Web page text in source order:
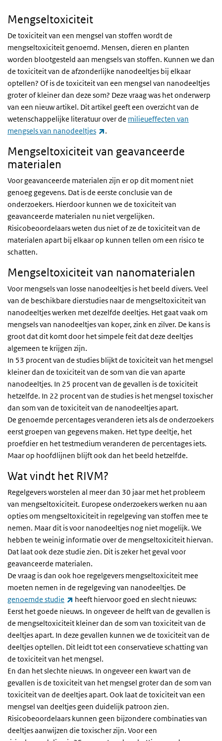
Mengseltoxiciteit
De toxiciteit van een mengsel van stoffen wordt de
mengseltoxiciteit genoemd. Mensen, dieren en planten
worden blootgesteld aan mengsels van stoffen. Kunnen we dan
de toxiciteit van de afzonderlijke nanodeeltjes bij elkaar
optellen? Of is de toxiciteit van een mengsel van nanodeeltjes
groter of kleiner dan deze som? Deze vraag was het onderwerp
van een nieuw artikel. Dit artikel geeft een overzicht van de
wetenschappelijke literatuur over de milieueffecten van
mengsels van nanodeeltjes
(externe link)
.
Mengseltoxiciteit van geavanceerde
materialen
Voor geavanceerde materialen zijn er op dit moment niet
genoeg gegevens. Dat is de eerste conclusie van de
onderzoekers. Hierdoor kunnen we de toxiciteit van
geavanceerde materialen nu niet vergelijken.
Risicobeoordelaars weten dus niet of ze de toxiciteit van de
materialen apart bij elkaar op kunnen tellen om een risico te
schatten.
Mengseltoxiciteit van nanomaterialen
Voor mengsels van losse nanodeeltjes is het beeld divers. Veel
van de beschikbare dierstudies naar de mengseltoxiciteit van
nanodeeltjes werken met dezelfde deeltjes. Het gaat vaak om
mengsels van nanodeeltjes van koper, zink en zilver. De kans is
groot dat dit komt door het simpele feit dat deze deeltjes
algemeen te krijgen zijn.
In 53 procent van de studies blijkt de toxiciteit van het mengsel
kleiner dan de toxiciteit van de som van die van aparte
nanodeeltjes. In 25 procent van de gevallen is de toxiciteit
hetzelfde. In 22 procent van de studies is het mengsel toxischer
dan som van de toxiciteit van de nanodeeltjes apart.
De genoemde percentages veranderen iets als de onderzoekers
eerst groepen van gegevens maken. Het type deeltje, het
proefdier en het testmedium veranderen de percentages iets.
Maar op hoofdlijnen blijft ook dan het beeld hetzelfde.
Wat vindt het RIVM?
Regelgevers worstelen al meer dan 30 jaar met het probleem
van mengseltoxiciteit. Europese onderzoekers werken nu aan
opties om mengseltoxiciteit in regelgeving van stoffen mee te
nemen. Maar dit is voor nanodeeltjes nog niet mogelijk. We
hebben te weinig informatie over de mengseltoxiciteit hiervan.
Dat laat ook deze studie zien. Dit is zeker het geval voor
geavanceerde materialen.
De vraag is dan ook hoe regelgevers mengseltoxiciteit mee
moeten nemen in de regelgeving van nanodeeltjes. De
genoemde studie
(externe link)
heeft hiervoor goed en slecht nieuws:
Eerst het goede nieuws. In ongeveer de helft van de gevallen is
de mengseltoxiciteit kleiner dan de som van toxiciteit van de
deeltjes apart. In deze gevallen kunnen we de toxiciteit van de
deeltjes optellen. Dit leidt tot een conservatieve schatting van
de toxiciteit van het mengsel.
En dan het slechte nieuws. In ongeveer een kwart van de
gevallen is de toxiciteit van het mengsel groter dan de som van
toxiciteit van de deeltjes apart. Ook laat de toxiciteit van een
mengsel van deeltjes geen duidelijk patroon zien.
Risicobeoordelaars kunnen geen bijzondere combinaties van
deeltjes aanwijzen die toxischer zijn. Voor een